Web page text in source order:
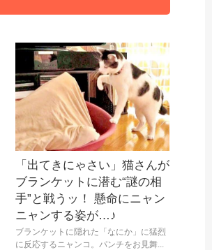
「出てきにゃさい」猫さんが
ブランケットに潜む“謎の相
手”と戦うッ！ 懸命にニャン
ニャンする姿が…♪
ブランケットに隠れた「なにか」に猛烈
に反応するニャンコ。パンチをお見舞...